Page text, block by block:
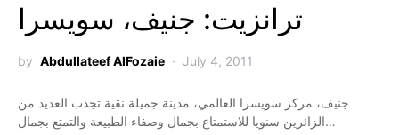
ترانزيت: جنيف، سويسرا
by Abdullateef AlFozaie July 4, 2011
جنيف، مركز سويسرا العالمي، مدينة جميلة نقية تجذب العديد من
الزائرين سنويا للاستمتاع بجمال وصفاء الطبيعة والتمتع بجمال…